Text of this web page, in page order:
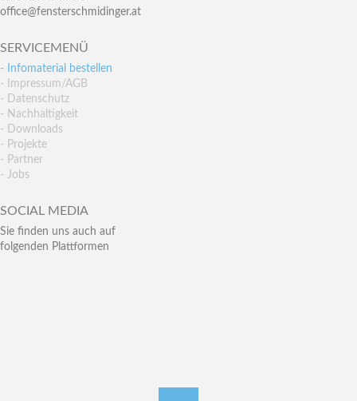
office@fensterschmidinger.at
SERVICEMENÜ
- Infomaterial bestellen
- Impressum/AGB
- Datenschutz
- Nachhaltigkeit
- Downloads
- Projekte
- Partner
- Jobs
SOCIAL MEDIA
Sie finden uns auch auf
folgenden Plattformen